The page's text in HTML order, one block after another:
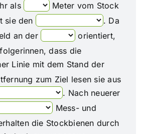
als
Meter vom Stock
sie den
. Da
an der
orientiert,
dass die
Linie mit dem Stand der
zum Ziel lesen sie aus
. Nach neuerer
Mess- und
die Stockbienen durch